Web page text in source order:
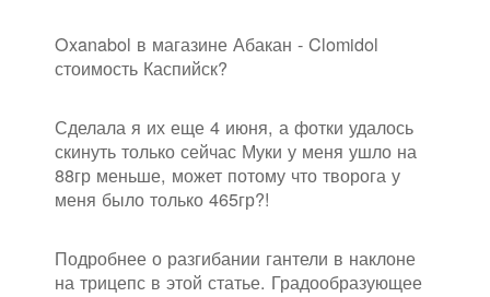
Oxanabol в магазине Абакан - Clomidol
стоимость Каспийск?
Сделала я их еще 4 июня, а фотки удалось
скинуть только сейчас Муки у меня ушло на
88гр меньше, может потому что творога у
меня было только 465гр?!
Подробнее о разгибании гантели в наклоне
на трицепс в этой статье. Градообразующее